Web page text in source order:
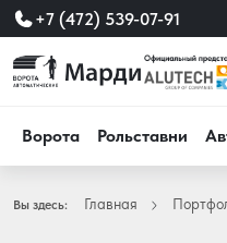
+7 (472) 539-07-91
Ворота Рольставни
Вы здесь: Главная